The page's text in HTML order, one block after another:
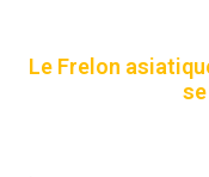
Le Frelon